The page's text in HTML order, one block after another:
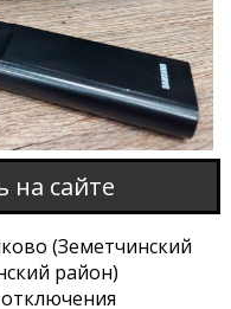
на сайте
(Земетчинский
район)